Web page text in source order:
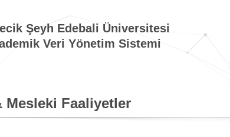
Şeyh Edebali Üniversitesi
Veri Yönetim Sistemi
Mesleki Faaliyetler